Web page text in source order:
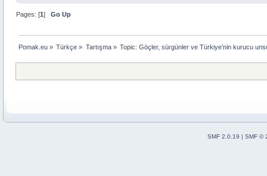
Pages: [1]Go Up
Pomak.eu » Türkçe » Tartışma» Topic:Göçler, sürgünler ve Türkiye’nin kurucu
SMF 2.0.19 | SMF ©